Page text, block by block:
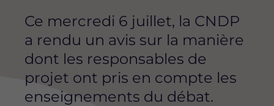
Ce mercredi 6 juillet, la CNDP
a rendu un avis sur la manière
dont les responsables de
projet ont pris en compte les
enseignements du débat.